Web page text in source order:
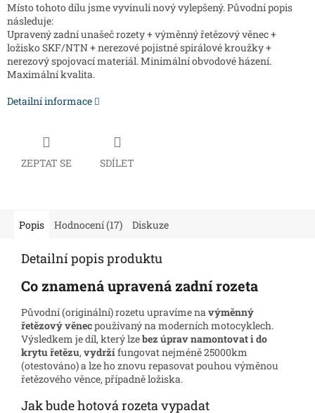
Místo tohoto dílu jsme vyvinuli nový vylepšený. Původní popis
následuje:
Upravený zadní unašeč rozety + výměnný řetězový věnec +
ložisko SKF/NTN + nerezové pojistné spirálové kroužky +
nerezový spojovací materiál. Minimální obvodové házení.
Maximální kvalita.
Detailní informace
ZEPTAT SE SDÍLET
Popis Hodnocení (17) Diskuze
Detailní popis produktu
Co znamená upravená zadní rozeta
Původní (originální) rozetu upravíme na výměnný
řetězový věnecpoužívaný na moderních motocyklech.
Výsledkem je díl, který lzebez úprav namontovat i do
krytu řetězu, vydržífungovat nejméně 25000km
(otestováno) a lze ho znovu repasovat pouhou výměnou
řetězového věnce, případně ložiska.
Jak bude hotová rozeta vypadat